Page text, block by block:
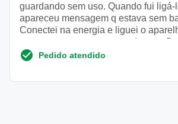
guardando sem uso. Quando fui ligá-
apareceu mensagem q estava sem
Conectei na energia e liguei o
apareceu uma mensagem de erro.
Pedido atendido